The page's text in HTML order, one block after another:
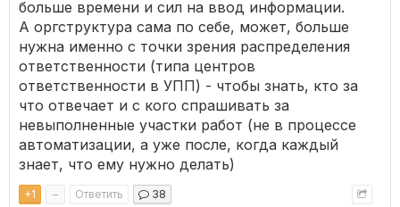
больше времени и сил на ввод информации.
А оргструктура сама по себе, может, больше
нужна именно с точки зрения распределения
ответственности (типа центров
ответственности в УПП) - чтобы знать, кто за
что отвечает и с кого спрашивать за
невыполненные участки работ (не в процессе
автоматизации, а уже после, когда каждый
знает, что ему нужно делать)
+1 – Ответить 38